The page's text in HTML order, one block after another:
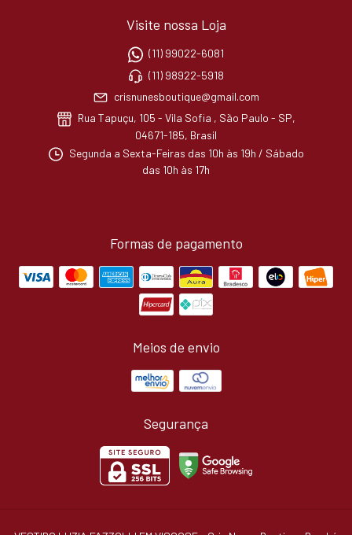
Visite nossa Loja
(11) 99022-6081
(11) 98922-5918
crisnunesboutique@gmail.com
Rua Tapuçu, 105 - Vila Sofia , São Paulo - SP,
04671-185, Brasil
Segunda a Sexta-Feiras das 10h às 19h / Sábado
das 10h às 17h
Formas de pagamento
Meios de envio
Segurança